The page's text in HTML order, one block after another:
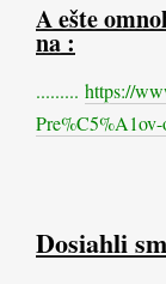
A ešte
na :
......... https://
Dosiahli